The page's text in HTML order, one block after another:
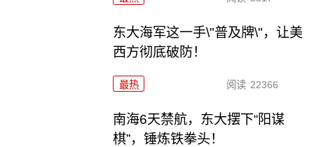
东大海军这一手\"普及牌\"，让美
西方彻底破防！
最热 阅读 22366
南海6天禁航，东大摆下“阳谋
棋”，锤炼铁拳头！